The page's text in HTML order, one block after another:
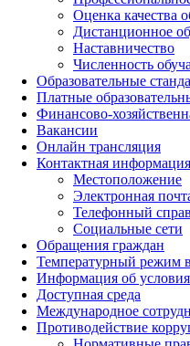
Оценка качества
Дистанционное
Наставничество
Численность
Образовательные
Платные
Финансово-
Вакансии
Онлайн трансляция
Контактная информация
Местоположение
Электронная
Телефонный
Социальные сети
Обращения граждан
Температурный режим
Информация об
Доступная среда
Международное
Противодействие